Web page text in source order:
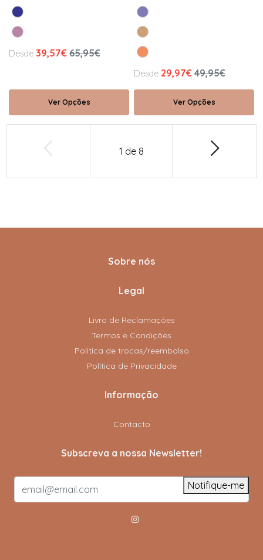
Desde 39,57€ 65,95€
Ver Opções
Desde 29,97€ 49,95€
Ver Opções
1 de 8
Sobre nós
Legal
Livro de Reclamações
Termos e Condições
Politica de trocas/reembolso
Política de Privacidade
Informação
Contacto
Subscreva a nossa Newsletter!
Notifique-me